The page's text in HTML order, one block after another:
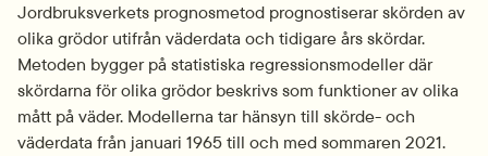
Jordbruksverkets prognosmetod prognostiserar skörden av
olika grödor utifrån väderdata och tidigare års skördar.
Metoden bygger på statistiska regressionsmodeller där
skördarna för olika grödor beskrivs som funktioner av olika
mått på väder. Modellerna tar hänsyn till skörde- och
väderdata från januari 1965 till och med sommaren 2021.